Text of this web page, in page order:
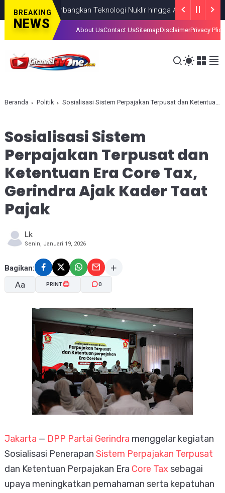
BREAKING
NEWS
Kembangkan Teknologi Nuklir hingga AI NASIONAL AUGUST
About UsContact UsSitemapDisclaimerPrivacy Plice
Beranda Politik Sosialisasi Sistem Perpajakan Terpusat dan Ketentuan Era Core Tax, Gerindra Ajak Kader Taat Pajak
Sosialisasi Sistem
Perpajakan Terpusat dan
Ketentuan Era Core Tax,
Gerindra Ajak Kader Taat
Pajak
Lk
Senin, Januari 19, 2026
Bagikan:
Aa
A- A+
PRINT 0
Jakarta — DPP Partai Gerindra menggelar kegiatan
Sosialisasi Penerapan Sistem Perpajakan Terpusat
dan Ketentuan Perpajakan Era Core Tax sebagai
upaya meningkatkan pemahaman serta kepatuhan